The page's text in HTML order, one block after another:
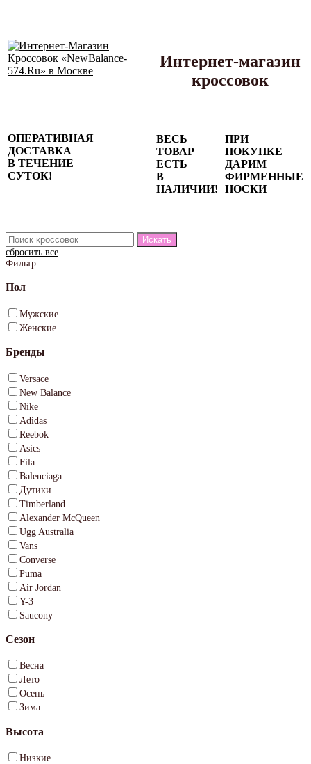
Интернет-магазин
кроссовок
ОПЕРАТИВНАЯ
ДОСТАВКА
В ТЕЧЕНИЕ
СУТОК!
ВЕСЬ
ТОВАР
ЕСТЬ
В
НАЛИЧИИ!
ПРИ
ПОКУПКЕ
ДАРИМ
ФИРМЕННЫЕ
НОСКИ
сбросить все
Фильтр
Пол
Мужские
Женские
Бренды
Versace
New Balance
Nike
Adidas
Reebok
Asics
Fila
Balenciaga
Дутики
Timberland
Alexander McQueen
Ugg Australia
Vans
Converse
Puma
Air Jordan
Y-3
Saucony
Сезон
Весна
Лето
Осень
Зима
Высота
Низкие